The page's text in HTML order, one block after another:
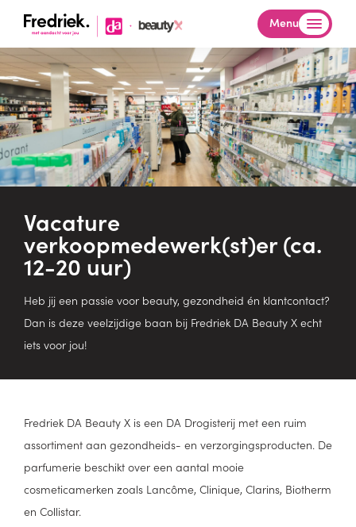
Menu
Vacature
verkoopmedewerk(st)er (ca.
12-20 uur)
Heb jij een passie voor beauty, gezondheid én klantcontact?
Dan is deze veelzijdige baan bij Fredriek DA Beauty X echt
iets voor jou!
Fredriek DA Beauty X is een DA Drogisterij met een ruim
assortiment aan gezondheids- en verzorgingsproducten. De
parfumerie beschikt over een aantal mooie
cosmeticamerken zoals Lancôme, Clinique, Clarins, Biotherm
en Collistar.